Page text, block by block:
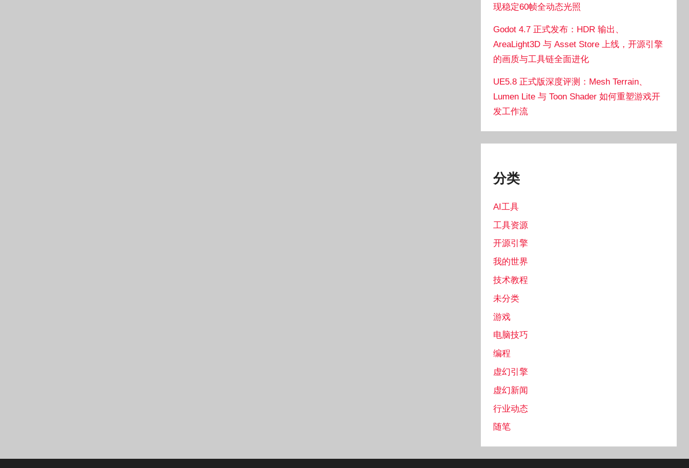
现稳定60帧全动态光照
Godot 4.7 正式发布：HDR 输出、
AreaLight3D 与 Asset Store 上线，开源引擎
的画质与工具链全面进化
UE5.8 正式版深度评测：Mesh Terrain、
Lumen Lite 与 Toon Shader 如何重塑游戏开
发工作流
分类
AI工具
工具资源
开源引擎
我的世界
技术教程
未分类
游戏
电脑技巧
编程
虚幻引擎
虚幻新闻
行业动态
随笔